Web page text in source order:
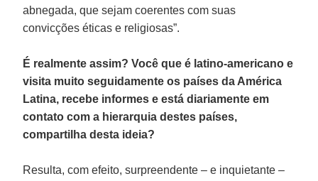
abnegada, que sejam coerentes com suas
convicções éticas e religiosas”.
É realmente assim? Você que é latino-americano e
visita muito seguidamente os países da América
Latina, recebe informes e está diariamente em
contato com a hierarquia destes países,
compartilha desta ideia?
Resulta, com efeito, surpreendente – e inquietante –